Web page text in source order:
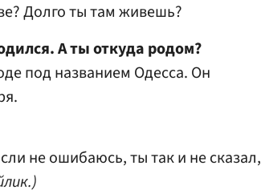
Долго ты там живешь?
А ты откуда родом?
под названием Одесса. Он
не ошибаюсь, ты так и не сказал,